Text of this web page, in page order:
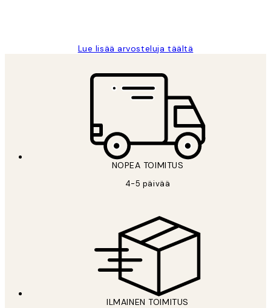
Lue lisää arvosteluja täältä
NOPEA TOIMITUS
4-5 päivää
ILMAINEN TOIMITUS